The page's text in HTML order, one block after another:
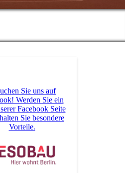
Sie uns auf
Werden Sie ein
Facebook Seite
Sie besondere
Vorteile.